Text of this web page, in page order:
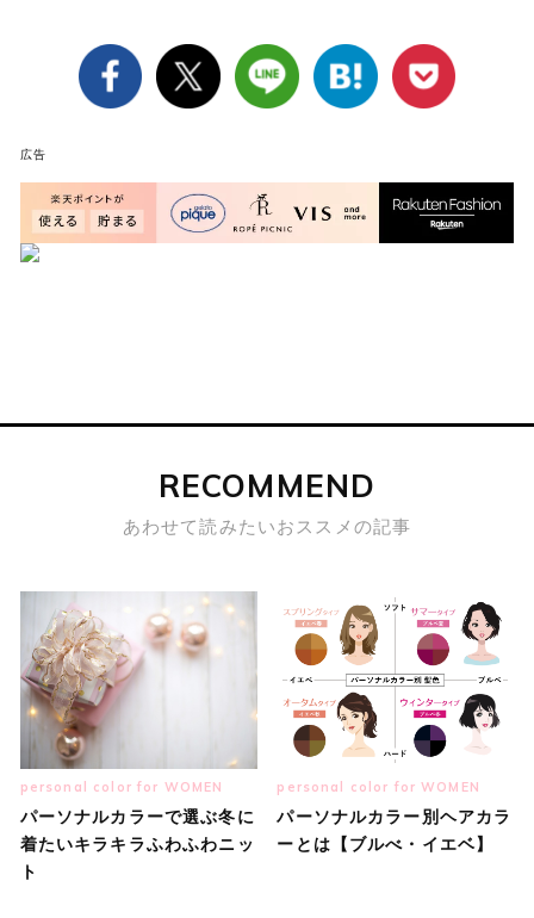
広告
RECOMMEND
あわせて読みたいおススメの記事
personal color for WOMEN
パーソナルカラーで選ぶ冬に
着たいキラキラふわふわニッ
ト
personal color for WOMEN
パーソナルカラー別ヘアカラ
ーとは【ブルべ・イエベ】